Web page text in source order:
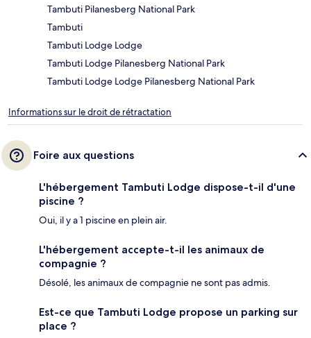
Tambuti Pilanesberg National Park
Tambuti
Tambuti Lodge Lodge
Tambuti Lodge Pilanesberg National Park
Tambuti Lodge Lodge Pilanesberg National Park
Informations sur le droit de rétractation
Foire aux questions
L'hébergement Tambuti Lodge dispose-t-il d'une
piscine ?
Oui, il y a 1 piscine en plein air.
L'hébergement accepte-t-il les animaux de
compagnie ?
Désolé, les animaux de compagnie ne sont pas admis.
Est-ce que Tambuti Lodge propose un parking sur
place ?